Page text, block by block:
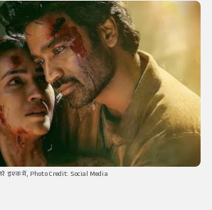
इश्क में, Photo Credit: Social Media